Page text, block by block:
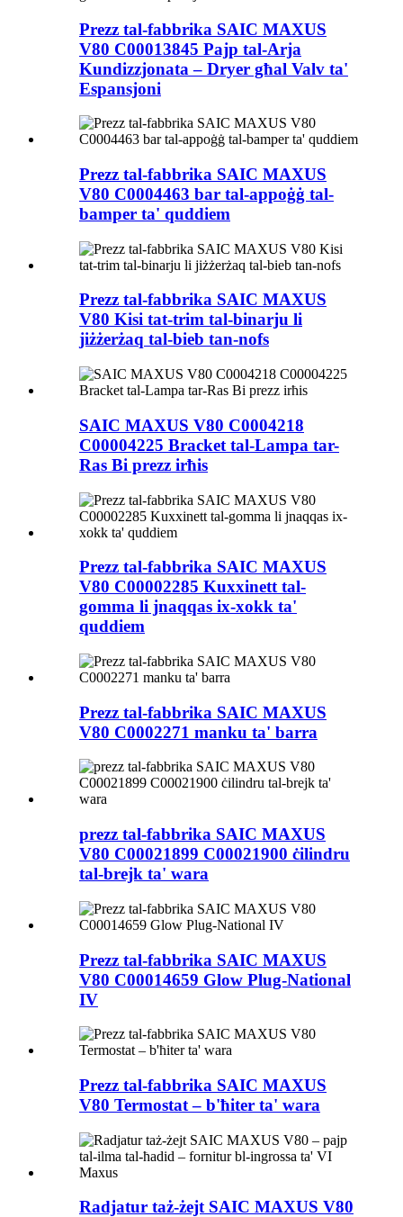
Prezz tal-fabbrika SAIC MAXUS
V80 C00013845 Pajp tal-Arja
Kundizzjonata – Dryer għal Valv ta'
Espansjoni
Prezz tal-fabbrika SAIC MAXUS
V80 C0004463 bar tal-appoġġ tal-
bamper ta' quddiem
Prezz tal-fabbrika SAIC MAXUS
V80 Kisi tat-trim tal-binarju li
jiżżerżaq tal-bieb tan-nofs
SAIC MAXUS V80 C0004218
C00004225 Bracket tal-Lampa tar-
Ras Bi prezz irħis
Prezz tal-fabbrika SAIC MAXUS
V80 C00002285 Kuxxinett tal-
gomma li jnaqqas ix-xokk ta'
quddiem
Prezz tal-fabbrika SAIC MAXUS
V80 C0002271 manku ta' barra
prezz tal-fabbrika SAIC MAXUS
V80 C00021899 C00021900 ċilindru
tal-brejk ta' wara
Prezz tal-fabbrika SAIC MAXUS
V80 C00014659 Glow Plug-National
IV
Prezz tal-fabbrika SAIC MAXUS
V80 Termostat – b'ħiter ta' wara
Radjatur taż-żejt SAIC MAXUS V80